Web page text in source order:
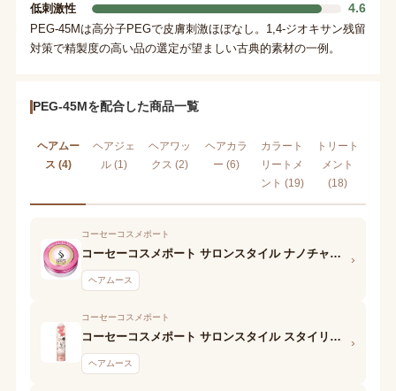
低刺激性 4.6
PEG-45Mは高分子PEGで皮膚刺激ほぼなし。1,4-ジオキサン残留
対策で精製度の高い品の選定が望ましい古典的素材の一例。
PEG-45Mを配合した商品一覧
ヘアムー
ス (4)
ヘアジェ
ル (1)
ヘアワッ
クス (2)
ヘアカラ
ー (6)
カラート
リートメ
ント (19)
トリート
メント
(18)
コーセーコスメポート
コーセーコスメポート サロンスタイル ナノチャージ スタイリングムース(ウェットスタイル)
ヘアムース
›
コーセーコスメポート
コーセーコスメポート サロンスタイル スタイリングムース(ウェットスタイル)
ヘアムース
›